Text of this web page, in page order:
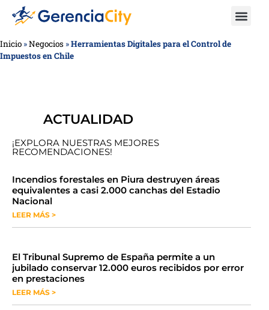
Inicio »Negocios »Herramientas Digitales para el Control de
Impuestos en Chile
ACTUALIDAD
¡EXPLORA NUESTRAS MEJORES
RECOMENDACIONES!
​​​​Incendios forestales en Piura destruyen áreas
equivalentes a casi 2.000 canchas del Estadio
Nacional
LEER MÁS >
​El Tribunal Supremo de España permite a un
jubilado conservar 12.000 euros recibidos por error
en prestaciones
LEER MÁS >